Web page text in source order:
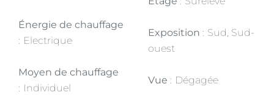
Énergie de chauffage
Electrique
Moyen de chauffage
Individuel
Exposition
Sud, Sud-
ouest
Vue Dégagée